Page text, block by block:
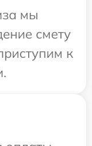
мы
смету
к